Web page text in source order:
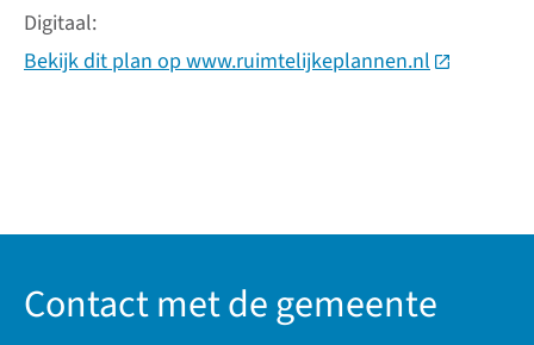
Digitaal
Bekijk dit plan op www.ruimtelijkeplannen.nl(Deze link
Contact met de gemeente